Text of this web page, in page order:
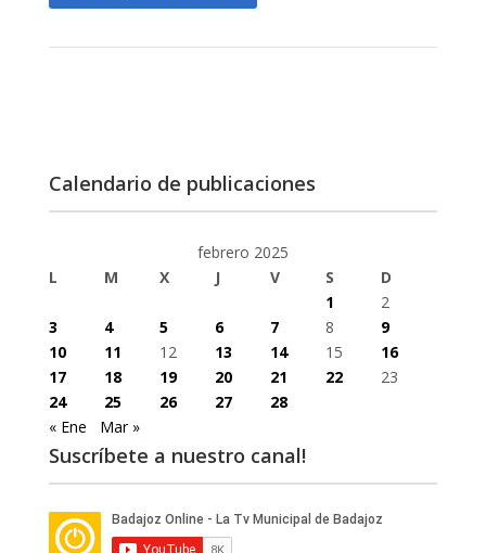
Calendario de publicaciones
febrero 2025
L
M X J V S
D
1
2
3
4 5 6 7 8
9
10
11 12 13 14 15
16
17
18 19 20 21 22
23
24
25 26 27
28
« Ene
Mar »
Suscríbete a nuestro canal!